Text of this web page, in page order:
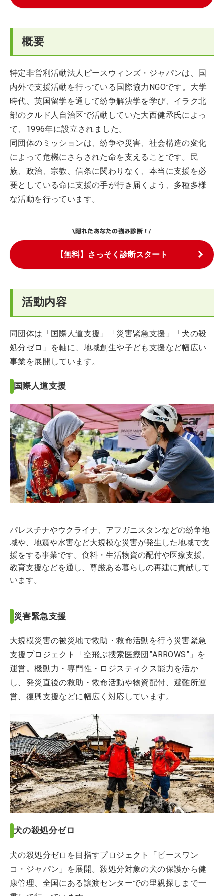
概要
特定非営利活動法人ピースウィンズ・ジャパンは、国
内外で支援活動を行っている国際協力NGOです。大学
時代、英国留学を通して紛争解決学を学び、イラク北
部のクルド人自治区で活動していた大西健丞氏によっ
て、1996年に設立されました。
同団体のミッションは、紛争や災害、社会構造の変化
によって危機にさらされた命を支えることです。民
族、政治、宗教、信条に関わりなく、本当に支援を必
要としている命に支援の手が行き届くよう、多種多様
な活動を行っています。
\隠れたあなたの強み診断！/
【無料】さっそく診断スタート
活動内容
同団体は「国際人道支援」「災害緊急支援」「犬の殺
処分ゼロ」を軸に、地域創生や子ども支援など幅広い
事業を展開しています。
国際人道支援
パレスチナやウクライナ、アフガニスタンなどの紛争地
域や、地震や水害など大規模な災害が発生した地域で支
援をする事業です。食料・生活物資の配付や医療支援、
教育支援などを通し、尊厳ある暮らしの再建に貢献して
います。
災害緊急支援
大規模災害の被災地で救助・救命活動を行う災害緊急
支援プロジェクト「空飛ぶ捜索医療団”ARROWS”」を
運営。機動力・専門性・ロジスティクス能力を活か
し、発災直後の救助・救命活動や物資配付、避難所運
営、復興支援などに幅広く対応しています。
犬の殺処分ゼロ
犬の殺処分ゼロを目指すプロジェクト「ピースワン
コ・ジャパン」を展開。殺処分対象の犬の保護から健
康管理、全国にある譲渡センターでの里親探しまで一